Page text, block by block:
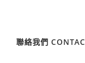
聯絡我們